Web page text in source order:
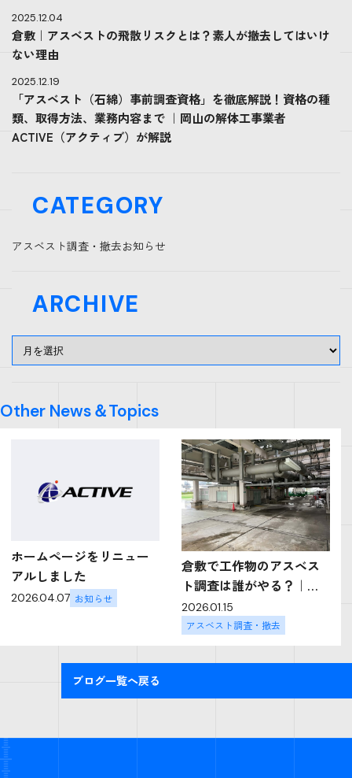
2025.12.04
倉敷｜アスベストの飛散リスクとは？素人が撤去してはいけ
ない理由
2025.12.19
「アスベスト（石綿）事前調査資格」を徹底解説！資格の種
類、取得方法、業務内容まで ｜岡山の解体工事業者
ACTIVE（アクティブ）が解説
CATEGORY
アスベスト調査・撤去お知らせ
ARCHIVE
Other News＆Topics
ホームページをリニュー
アルしました
2026.04.07 お知らせ
倉敷で工作物のアスベス
ト調査は誰がやる？｜資
格・調査方法・設備撤去
時の注意点を解体業者が
2026.01.15
アスベスト調査・撤去
ブログ一覧へ戻る